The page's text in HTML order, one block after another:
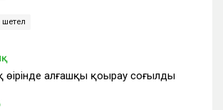
шетел
өңірінде алғашқы қоңырау соғылды